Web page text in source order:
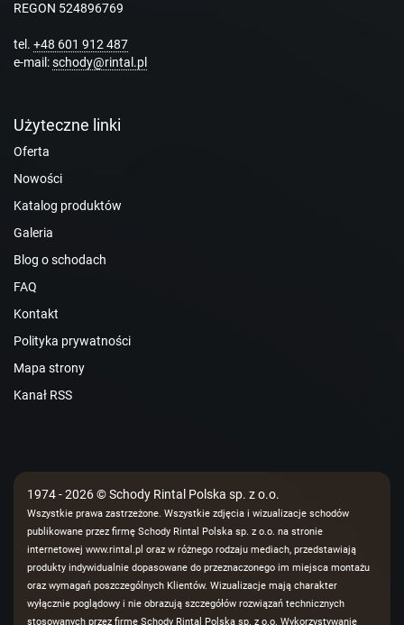
REGON 524896769
tel. +48 601 912 487
e-mail:schody@rintal.pl
Użyteczne linki
Oferta
Nowości
Katalog produktów
Galeria
Blog o schodach
FAQ
Kontakt
Polityka prywatności
Mapa strony
Kanał RSS
1974 - 2026 © Schody Rintal Polska sp. z o.o.
Wszystkie prawa zastrzeżone. Wszystkie zdjęcia i wizualizacje schodów
publikowane przez firmę Schody Rintal Polska sp. z o.o. na stronie
internetowej www.rintal.pl oraz w różnego rodzaju mediach, przedstawiają
produkty indywidualnie dopasowane do przeznaczonego im miejsca montażu
oraz wymagań poszczególnych Klientów. Wizualizacje mają charakter
wyłącznie poglądowy i nie obrazują szczegółów rozwiązań technicznych
stosowanych przez firmę Schody Rintal Polska sp. z o.o. Wykorzystywanie